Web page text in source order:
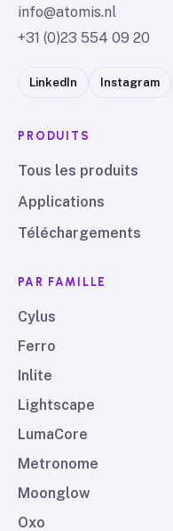
info@atomis.nl
+31 (0)23 554 09 20
LinkedIn Instagram
PRODUITS
Tous les produits
Applications
Téléchargements
PAR FAMILLE
Cylus
Ferro
Inlite
Lightscape
LumaCore
Metronome
Moonglow
Oxo